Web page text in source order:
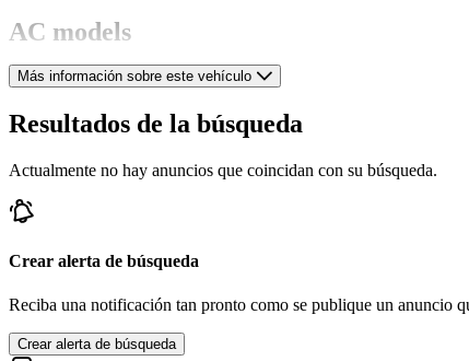
AC models
AC 2 Litre
AC Ace
AC Aceca
Más información sobre este vehículo
Resultados de la búsqueda
Actualmente no hay anuncios que coincidan con su búsqueda.
Crear alerta de búsqueda
Reciba una notificación tan pronto como se publique un anuncio
Crear alerta de búsqueda